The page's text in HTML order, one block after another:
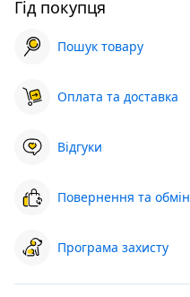
Гід покупця
Пошук товару
Оплата та доставка
Відгуки
Повернення та обмін
Програма захисту